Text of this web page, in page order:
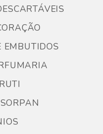
EMBUTIDOS